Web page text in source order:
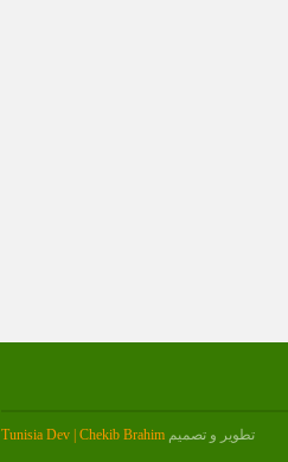
تطوير و تصميم Tunisia Dev | Chekib Brahim